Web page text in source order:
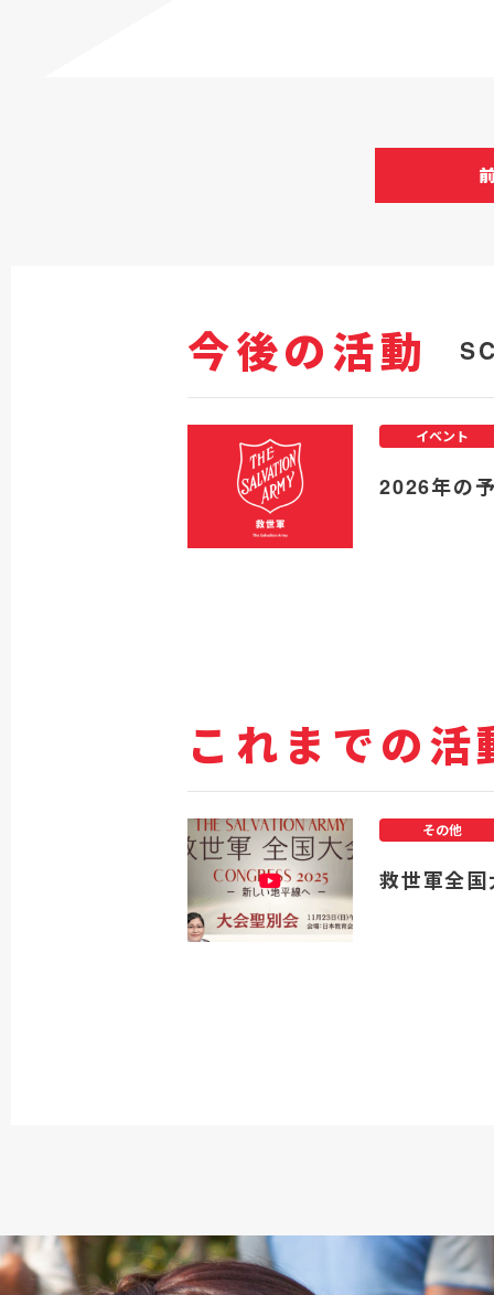
今後の活動
2026年の
イベント
これまでの活
救世軍全
その他